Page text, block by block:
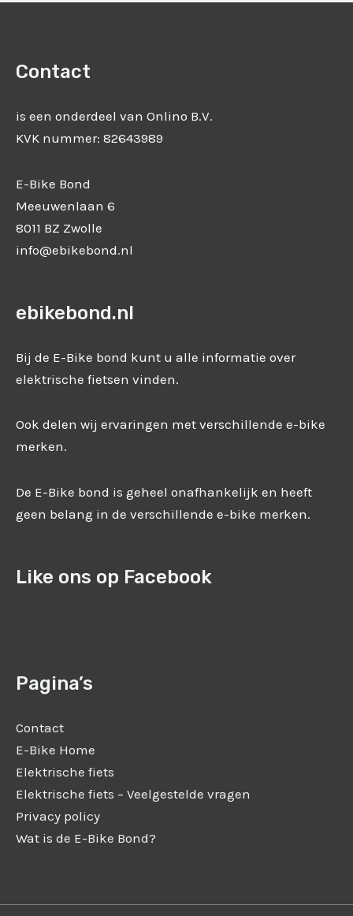
Contact
is een onderdeel van Onlino B.V.
KVK nummer: 82643989
E-Bike Bond
Meeuwenlaan 6
8011 BZ Zwolle
info@ebikebond.nl
ebikebond.nl
Bij de E-Bike bond kunt u alle informatie over
elektrische fietsen vinden.
Ook delen wij ervaringen met verschillende e-bike
merken.
De E-Bike bond is geheel onafhankelijk en heeft
geen belang in de verschillende e-bike merken.
Like ons op Facebook
Pagina’s
Contact
E-Bike Home
Elektrische fiets
Elektrische fiets – Veelgestelde vragen
Privacy policy
Wat is de E-Bike Bond?